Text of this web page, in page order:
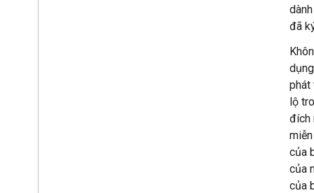
đã
phát
lộ
đích
của
của
của